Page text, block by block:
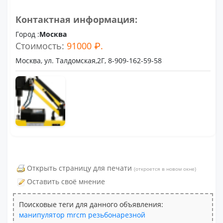
Контактная информация:
Город :Москва
Стоимость: 91000 ₽.
Москва, ул. Талдомская,2Г, 8-909-162-59-58
Открыть страницу для печати (откроется в новом окне)
Оставить своё мнение
Поисковые теги для данного объявления:
манипулятор mrcm резьбонарезной